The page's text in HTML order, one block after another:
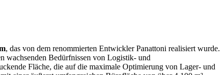
, das von dem renommierten Entwickler Panattoni realisiert wurde.
wachsenden Bedürfnissen von Logistik- und
Fläche, die auf die maximale Optimierung von Lager- und